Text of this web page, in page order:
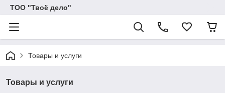
ТОО "Твоё дело"
Товары и услуги
Товары и услуги